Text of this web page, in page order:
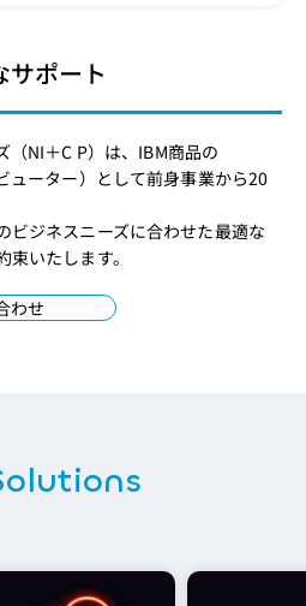
サポート
（NI＋C P）は、IBM商品の
ューター）として前身事業から20
ビジネスニーズに合わせた最適な
いたします。
わせ